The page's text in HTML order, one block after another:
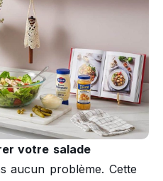
votre salade
aucun problème. Cette